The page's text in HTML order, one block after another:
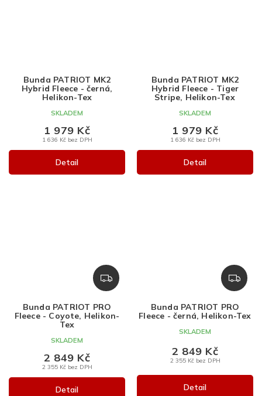
Bunda PATRIOT MK2
Hybrid Fleece - černá,
Helikon-Tex
SKLADEM
1 636 Kč bez DPH
1 979 Kč
Detail
Bunda PATRIOT MK2
Hybrid Fleece - Tiger
Stripe, Helikon-Tex
SKLADEM
1 636 Kč bez DPH
1 979 Kč
Detail
Z
D
R
Bunda PATRIOT PRO
Fleece - Coyote, Helikon-
Tex
SKLADEM
2 355 Kč bez DPH
2 849 Kč
Detail
Z
D
R
Bunda PATRIOT PRO
Fleece - černá, Helikon-Tex
SKLADEM
2 355 Kč bez DPH
2 849 Kč
Detail